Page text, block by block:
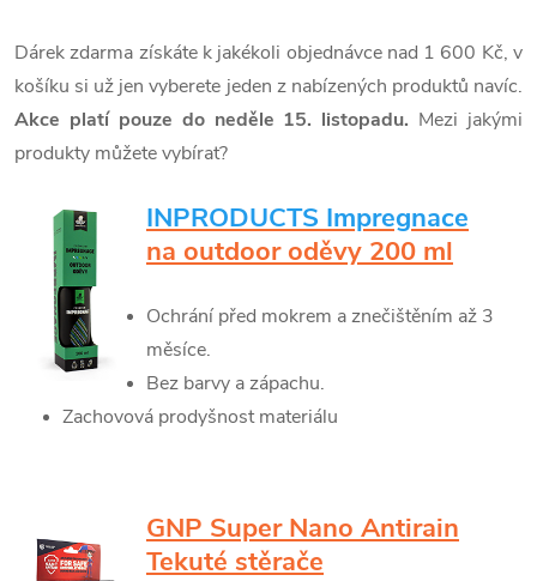
Dárek zdarma získáte k jakékoli objednávce nad 1 600 Kč, v
košíku si už jen vyberete jeden z nabízených produktů navíc.
Akce platí pouze do neděle 15. listopadu. Mezi jakými
produkty můžete vybírat?
INPRODUCTS Impregnace
na outdoor oděvy 200 ml
Ochrání před mokrem a znečištěním až 3
měsíce.
Bez barvy a zápachu.
Zachovová prodyšnost materiálu
GNP Super Nano Antirain
Tekuté stěrače